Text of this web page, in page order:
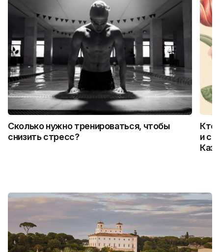
Сколько нужно тренироваться, чтобы
снизить стресс?
Кто
и